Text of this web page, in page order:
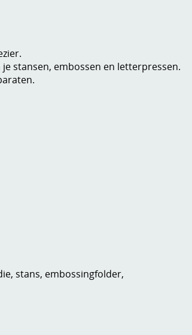
stansen, embossen en letterpressen.
stans, embossingfolder,